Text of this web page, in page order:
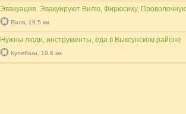
Эвакуация. Эвакуируют Вилю, Фирюсиху,
Виля, 19.5 км
Нужны люди, инструменты, еда в Выксунском районе
Кулебаки, 19.6 км